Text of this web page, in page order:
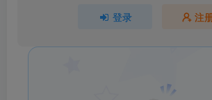
登录 注